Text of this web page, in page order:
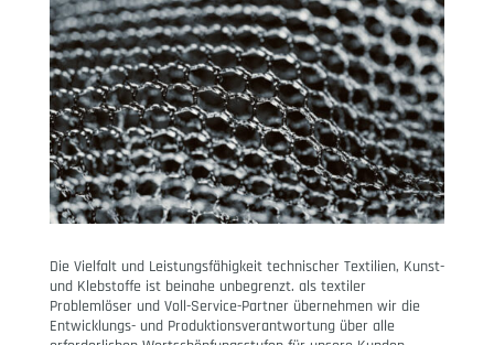
Die Vielfalt und Leistungsfähigkeit technischer Textilien, Kunst-
und Klebstoffe ist beinahe unbegrenzt. als textiler
Problemlöser und Voll-Service-Partner übernehmen wir die
Entwicklungs- und Produktionsverantwortung über alle